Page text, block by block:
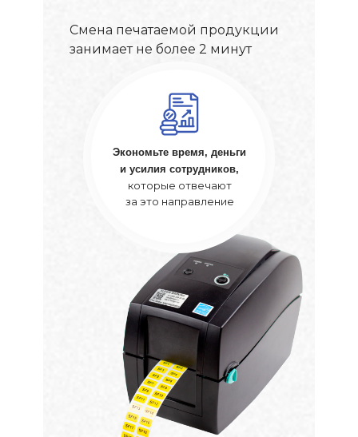
Смена печатаемой продукции
занимает не более 2 минут
Экономьте время, деньги
и усилия сотрудников,
которые отвечают
за это направление